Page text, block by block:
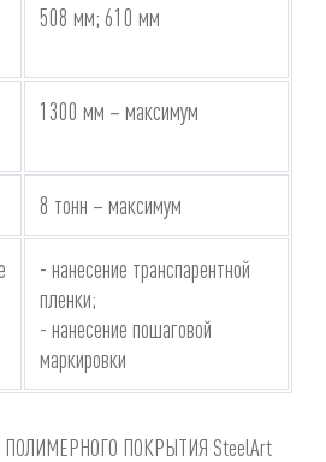
508 мм; 610 мм
1300 мм – максимум
8 тонн – максимум
- нанесение транспарентной
пленки;
- нанесение пошаговой
маркировки
ПОКРЫТИЯ SteelArt